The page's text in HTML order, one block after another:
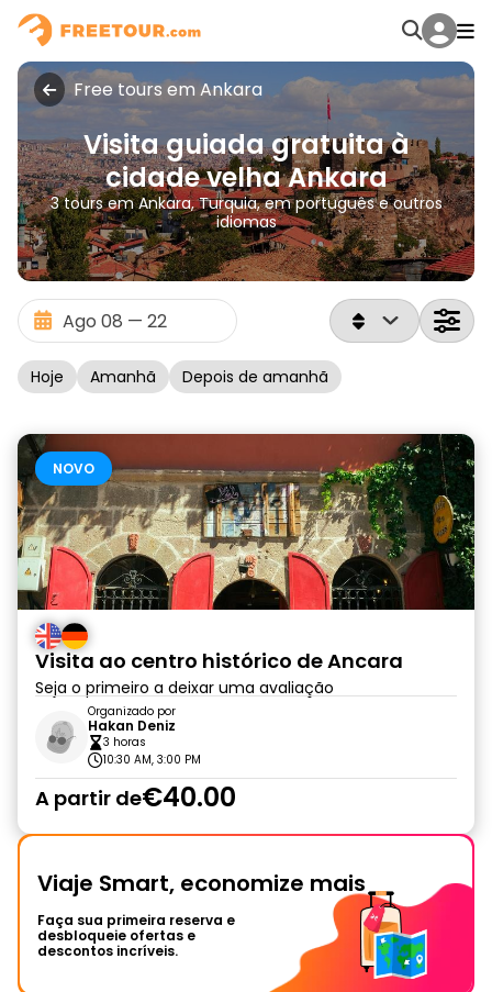
Free tours em Ankara
Visita guiada gratuita à
cidade velha Ankara
3 tours em Ankara, Turquia, em português e outros
idiomas
Hoje Amanhã Depois de amanhã
NOVO
Visita ao centro histórico de Ancara
Seja o primeiro a deixar uma avaliação
Organizado por
Hakan Deniz
3 horas
10:30 AM, 3:00 PM
A partir de€40.00
Viaje Smart, economize mais
Faça sua primeira reserva e
desbloqueie ofertas e
descontos incríveis.